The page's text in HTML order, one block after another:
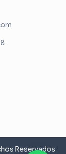
Reservados